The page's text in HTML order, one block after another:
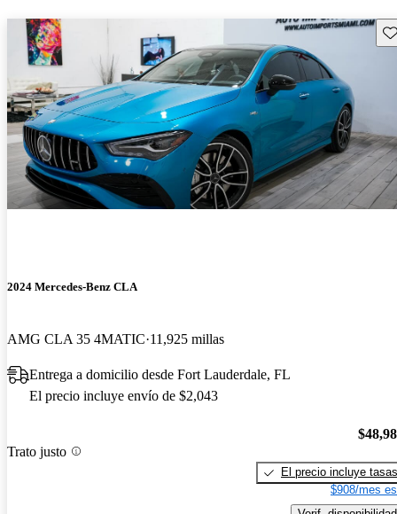
2024 Mercedes-Benz CLA
AMG CLA 35 4MATIC 11,925 millas
Entrega a domicilio desde Fort Lauderdale, FL
El precio incluye envío de $2,043
Trato justo
El precio incluye tasas
$908/mes